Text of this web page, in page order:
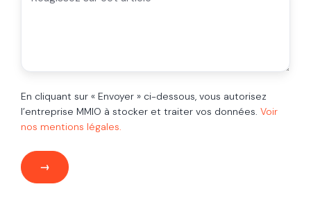
En cliquant sur « Envoyer » ci-dessous, vous autorisez
l’entreprise MMIO à stocker et traiter vos données. Voir
nos mentions légales.